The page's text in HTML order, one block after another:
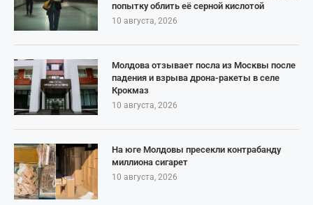
попытку облить её серной кислотой
10 августа, 2026
Молдова отзывает посла из Москвы после
падения и взрыва дрона-ракеты в селе
Крокмаз
10 августа, 2026
На юге Молдовы пресекли контрабанду
миллиона сигарет
10 августа, 2026